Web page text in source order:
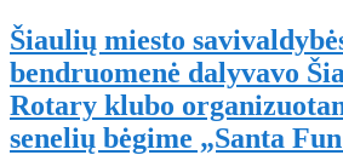
Šiaulių miesto
bendruomenė dalyvavo
Rotary klubo
senelių bėgime „Santa